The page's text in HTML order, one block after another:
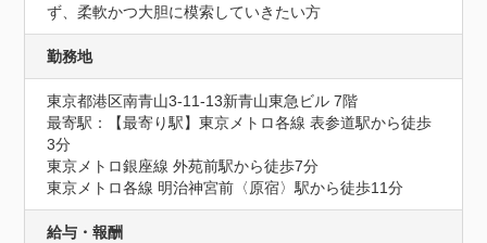
ず、柔軟かつ大胆に模索していきたい方
勤務地
東京都港区南青山3-11-13新青山東急ビル 7階
最寄駅：【最寄り駅】東京メトロ各線 表参道駅から徒歩
3分
東京メトロ銀座線 外苑前駅から徒歩7分
東京メトロ各線 明治神宮前〈原宿〉駅から徒歩11分
給与・報酬